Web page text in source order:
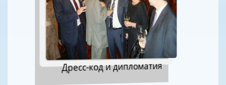
Дресс-код и дипломатия